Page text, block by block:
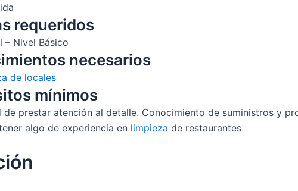
requeridos
– Nivel Básico
necesarios
de locales
mínimos
de prestar atención al detalle. Conocimiento de suministros y
algo de experiencia en limpieza de restaurantes